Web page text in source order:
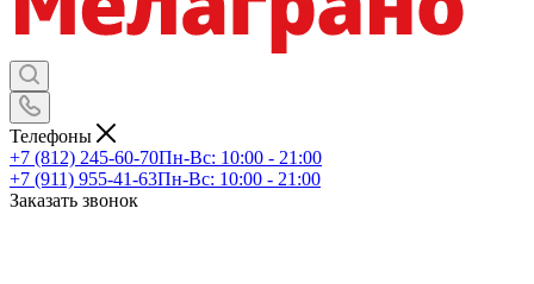
Телефоны
+7 (812) 245-60-70Пн-Вс: 10:00 - 21:00
+7 (911) 955-41-63Пн-Вс: 10:00 - 21:00
Заказать звонок